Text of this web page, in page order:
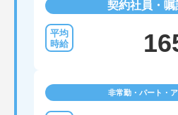
契約社員・嘱
非常勤・パート・